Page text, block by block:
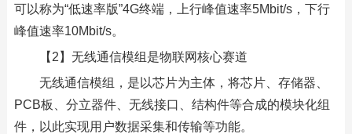
可以称为“低速率版”4G终端，上行峰值速率5Mbit/s，下行
峰值速率10Mbit/s。
【2】无线通信模组是物联网核心赛道
无线通信模组，是以芯片为主体，将芯片、存储器、
PCB板、分立器件、无线接口、结构件等合成的模块化组
件，以此实现用户数据采集和传输等功能。